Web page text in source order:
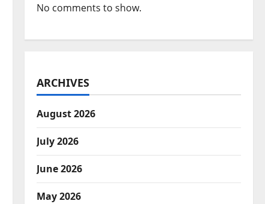
No comments to show.
ARCHIVES
August 2026
July 2026
June 2026
May 2026